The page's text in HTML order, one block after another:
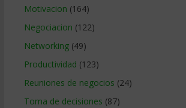
Motivacion (164)
Negociacion (122)
Networking(49)
Productividad (123)
Reuniones de negocios (24)
Toma de decisiones (87)